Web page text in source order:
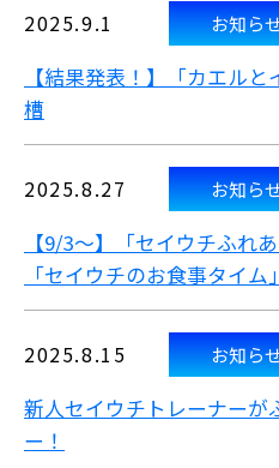
2025.9.1 お知ら
【結果発表！】「カエル
槽
2025.8.27 お知ら
【9/3～】「セイウチふれ
「セイウチのお食事タイ
2025.8.15 お知ら
新人セイウチトレーナーが
ー！